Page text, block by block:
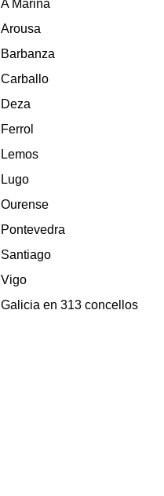
A Mariña
Arousa
Barbanza
Carballo
Deza
Ferrol
Lemos
Lugo
Ourense
Pontevedra
Santiago
Vigo
Galicia en 313 concellos